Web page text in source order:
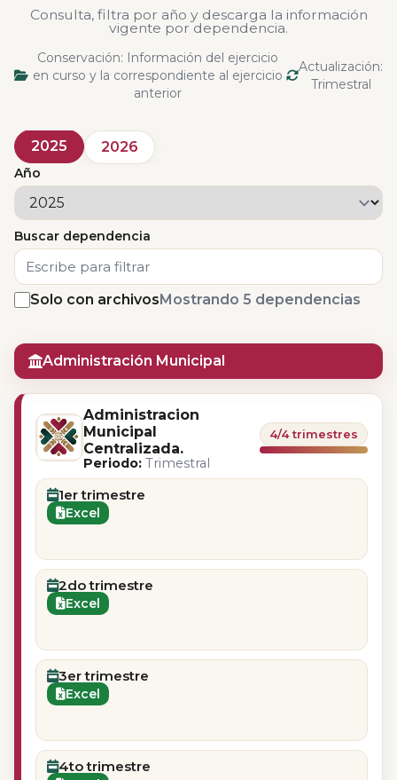
Consulta, filtra por año y descarga la información
vigente por dependencia.
Conservación: Información del ejercicio
en curso y la correspondiente al ejercicio
anterior
Actualización:
Trimestral
2025 2026
Año
Buscar dependencia
Solo con archivosMostrando 5 dependencias
Administración Municipal
Administracion
Municipal
Centralizada.
Periodo: Trimestral
4/4 trimestres
1er trimestre
Excel
2do trimestre
Excel
3er trimestre
Excel
4to trimestre